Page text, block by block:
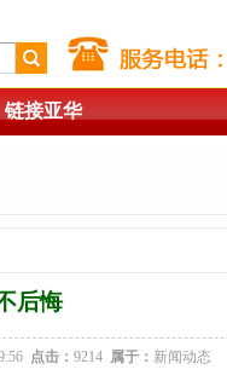
链接亚华
后悔
点击： 9214 属于： 新闻动态